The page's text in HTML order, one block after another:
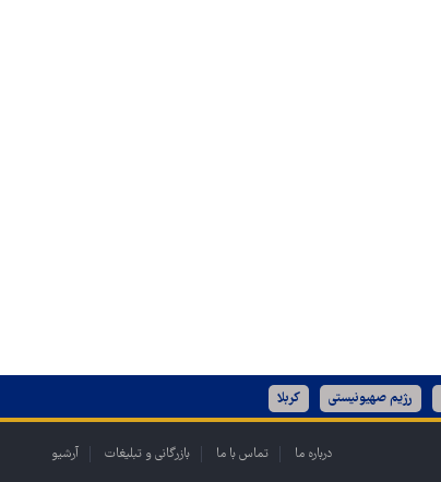
رژیم صهیونیستی کربلا
درباره ما تماس با ما بازرگانی و تبلیغات آرشیو